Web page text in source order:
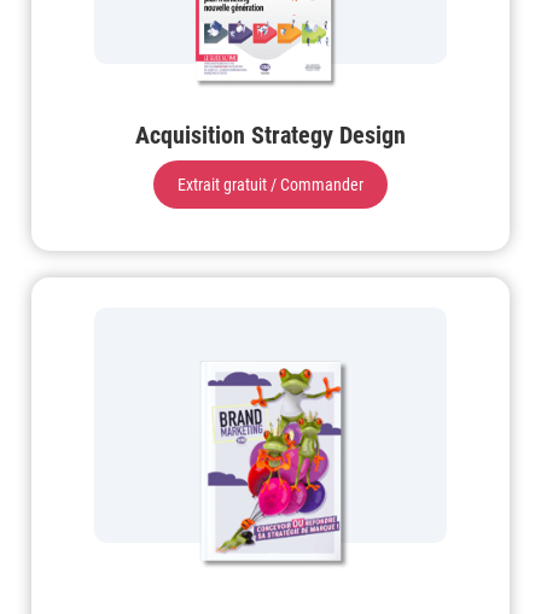
Acquisition Strategy Design
Extrait gratuit / Commander